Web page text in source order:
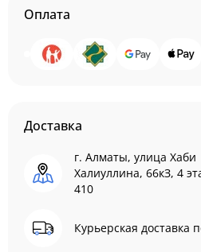
Оплата
Доставка
г. Алматы, улица Хаби
Халиуллина, 66кЗ, 4
410
Курьерская доставка